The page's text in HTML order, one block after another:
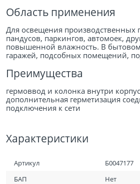
Область применения
Для освещения производственных
пандусов, паркингов, автомоек,
повышенной влажность. В
гаражей, подсобных помещений,
Преимущества
гермоввод и колонка внутри
дополнительная герметизация
подключения к сети
Характеристики
Артикул
Б0047177
БАП
Нет